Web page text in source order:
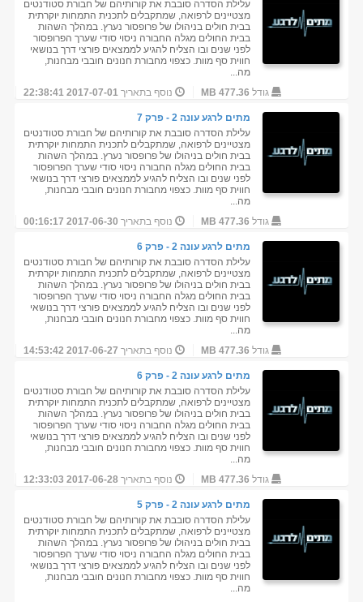
עלילת הסדרה סובבת את קורותיהם של חבורת סטודנטים
מצטיינים לרפואה, שמתקבלים לתכנית התמחות יוקרתית
בבית חולים בניהולו של פרופסור נערץ. במהלך השהות
בבית החולים מגלה החבורה ניסוי סודי שערך הפרופסור
לפני שנים ובו הצליח להגיע לממצאים פורצי דרך בנושאי
חווית סף מוות. כצפוי מחבורת חנונים חובבי מבחנות,
מה...
גודל 477.36 MB נוסף בתאריך2017-07-01 22:38:41
מתים לרגע עונה 2 - פרק 7
עלילת הסדרה סובבת את קורותיהם של חבורת סטודנטים
מצטיינים לרפואה, שמתקבלים לתכנית התמחות יוקרתית
בבית חולים בניהולו של פרופסור נערץ. במהלך השהות
בבית החולים מגלה החבורה ניסוי סודי שערך הפרופסור
לפני שנים ובו הצליח להגיע לממצאים פורצי דרך בנושאי
חווית סף מוות. כצפוי מחבורת חנונים חובבי מבחנות,
מה...
גודל 477.36 MB נוסף בתאריך 2017-06-30 00:16:17
מתים לרגע עונה 2 - פרק 6
עלילת הסדרה סובבת את קורותיהם של חבורת סטודנטים
מצטיינים לרפואה, שמתקבלים לתכנית התמחות יוקרתית
בבית חולים בניהולו של פרופסור נערץ. במהלך השהות
בבית החולים מגלה החבורה ניסוי סודי שערך הפרופסור
לפני שנים ובו הצליח להגיע לממצאים פורצי דרך בנושאי
חווית סף מוות. כצפוי מחבורת חנונים חובבי מבחנות,
מה...
גודל 477.36 MB נוסף בתאריך 2017-06-27 14:53:42
מתים לרגע עונה 2 - פרק 6
עלילת הסדרה סובבת את קורותיהם של חבורת סטודנטים
מצטיינים לרפואה, שמתקבלים לתכנית התמחות יוקרתית
בבית חולים בניהולו של פרופסור נערץ. במהלך השהות
בבית החולים מגלה החבורה ניסוי סודי שערך הפרופסור
לפני שנים ובו הצליח להגיע לממצאים פורצי דרך בנושאי
חווית סף מוות. כצפוי מחבורת חנונים חובבי מבחנות,
מה...
גודל 477.36 MB נוסף בתאריך2017-06-28 12:33:03
מתים לרגע עונה 2 - פרק 5
עלילת הסדרה סובבת את קורותיהם של חבורת סטודנטים
מצטיינים לרפואה, שמתקבלים לתכנית התמחות יוקרתית
בבית חולים בניהולו של פרופסור נערץ. במהלך השהות
בבית החולים מגלה החבורה ניסוי סודי שערך הפרופסור
לפני שנים ובו הצליח להגיע לממצאים פורצי דרך בנושאי
חווית סף מוות. כצפוי מחבורת חנונים חובבי מבחנות,
מה...